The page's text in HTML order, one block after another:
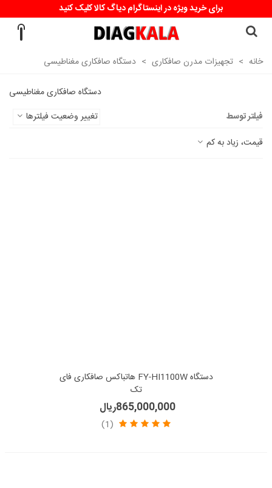
برای خرید ویژه در اینستاگرام دیاگ کالا کلیک کنید
خانه > تجهیزات مدرن صافکاری > دستگاه صافکاری مغناطیسی
دستگاه صافکاری مغناطیسی
فیلتر توسط
تغییر وضعیت فیلترها
قیمت، زیاد به کم
دستگاه FY-HI1100W هاتباکس صافکاری فای
تک
865,000,000ریال
(1)